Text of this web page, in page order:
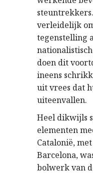
verleidelijk
tegenstelling
doen dit
ineens
uit vrees dat
uiteenvallen.
Heel dikwijls
elementen
Catalonië,
Barcelona,
bolwerk van